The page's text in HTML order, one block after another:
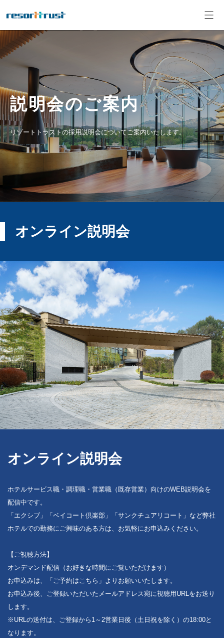
説明会のご案内
リゾートトラストの採用説明会についてご案内いたします。
オンライン説明会
オンライン説明会
ホテルサービス職・調理職・営業職（既存営業）向けのWEB説明会を
配信中です。
「エクシブ」「ベイコート倶楽部」「サンクチュアリコート」など弊社
ホテルでの勤務にご興味のある方は、お気軽にお申込みください。
【ご視聴方法】
オンデマンド配信（お好きな時間にご覧いただけます）
お申込みは、「ご予約はこちら」よりお願いいたします。
お申込み後、ご登録いただいたメールアドレス宛に視聴用URLをお送り
します。
※URLの送付は、ご登録から1～2営業日後（土日祝を除く）の18:00と
なります。